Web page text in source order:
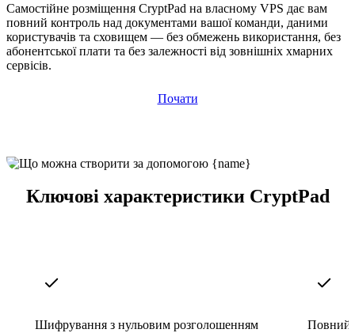
Самостійне розміщення CryptPad на власному VPS дає вам
повний контроль над документами вашої команди, даними
користувачів та сховищем — без обмежень використання, без
абонентської плати та без залежності від зовнішніх хмарних
сервісів.
Почати
Ключові характеристики CryptPad
Шифрування з нульовим розголошенням Повний